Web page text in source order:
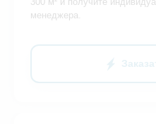
менеджера.